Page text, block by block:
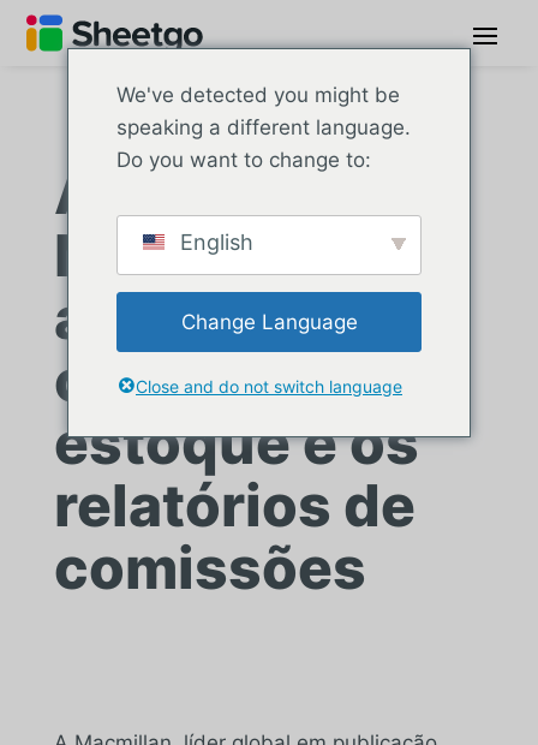
A editora líder
Macmillan
automatiza o
controle de
estoque e os
relatórios de
comissões
We've detected you might be
speaking a different language.
Do you want to change to:
English
Change Language
Close and do not switch language